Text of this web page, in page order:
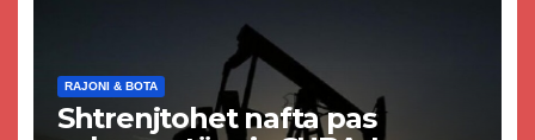
RAJONI & BOTA
Shtrenjtohet nafta pas